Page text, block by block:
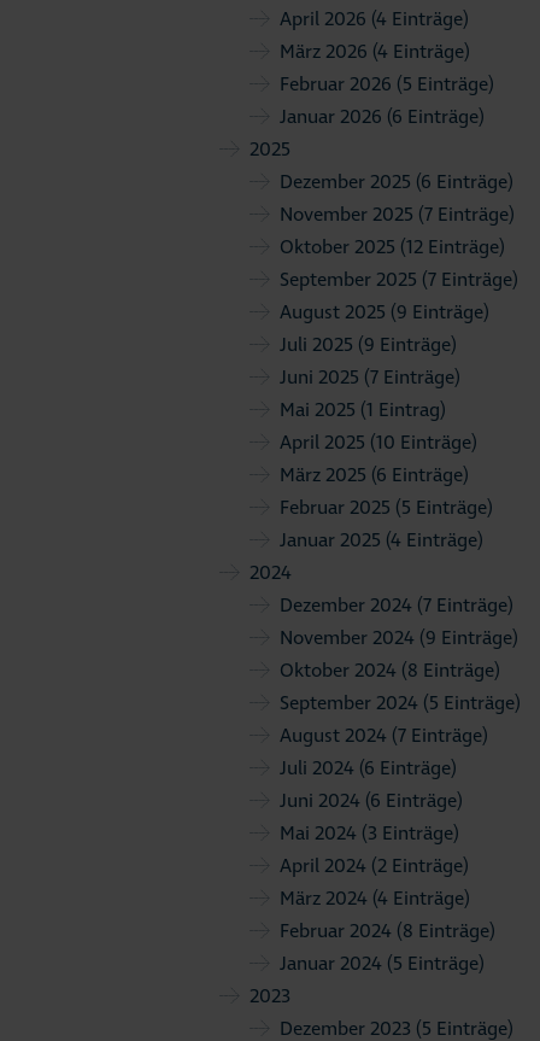
April 2026 (4 Einträge)
März 2026 (4 Einträge)
Februar 2026 (5 Einträge)
Januar 2026 (6 Einträge)
2025
Dezember 2025 (6 Einträge)
November 2025 (7 Einträge)
Oktober 2025 (12 Einträge)
September 2025 (7 Einträge)
August 2025 (9 Einträge)
Juli 2025 (9 Einträge)
Juni 2025 (7 Einträge)
Mai 2025 (1 Eintrag)
April 2025 (10 Einträge)
März 2025 (6 Einträge)
Februar 2025 (5 Einträge)
Januar 2025 (4 Einträge)
2024
Dezember 2024 (7 Einträge)
November 2024 (9 Einträge)
Oktober 2024 (8 Einträge)
September 2024 (5 Einträge)
August 2024 (7 Einträge)
Juli 2024 (6 Einträge)
Juni 2024 (6 Einträge)
Mai 2024 (3 Einträge)
April 2024 (2 Einträge)
März 2024 (4 Einträge)
Februar 2024 (8 Einträge)
Januar 2024 (5 Einträge)
2023
Dezember 2023 (5 Einträge)